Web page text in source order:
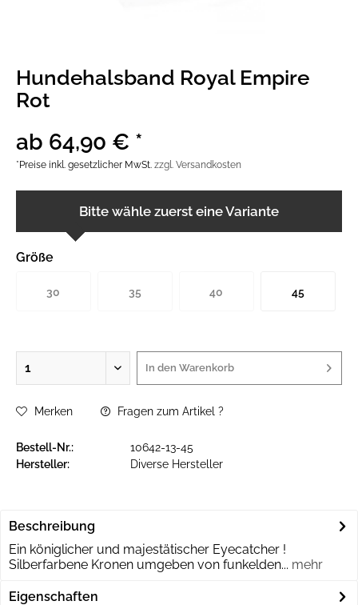
Hundehalsband Royal Empire
Rot
ab 64,90 € *
*Preise inkl. gesetzlicher MwSt. zzgl. Versandkosten
Bitte wähle zuerst eine Variante
Größe
30 35 40 45
In den Warenkorb
Merken Fragen zum Artikel ?
Bestell-Nr.:
10642-13-45
Hersteller:
Diverse Hersteller
Beschreibung
Ein königlicher und majestätischer Eyecatcher !
Silberfarbene Kronen umgeben von funkelden... mehr
Eigenschaften